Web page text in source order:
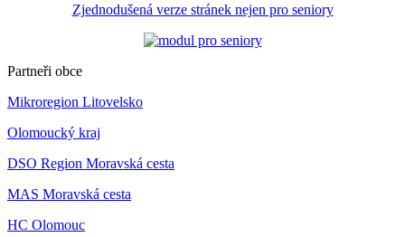
Zjednodušená verze stránek nejen pro seniory
Partneři obce
Mikroregion Litovelsko
Olomoucký kraj
DSO Region Moravská cesta
MAS Moravská cesta
HC Olomouc